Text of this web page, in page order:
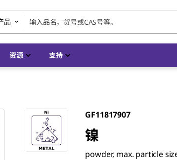
品
资源 支持
GF11817907
镍
powder, max. particle